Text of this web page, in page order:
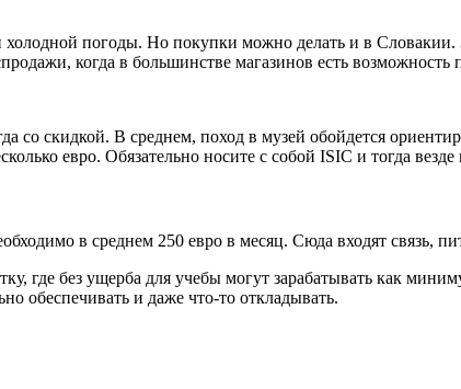
погоды. Но покупки можно делать и в
когда в большинстве магазинов есть возможность
со скидкой. В среднем, поход в музей обойдется
евро. Обязательно носите с собой ISIC и тогда
в среднем 250 евро в месяц. Сюда входят связь,
где без ущерба для учебы могут зарабатывать как
обеспечивать и даже что-то откладывать.